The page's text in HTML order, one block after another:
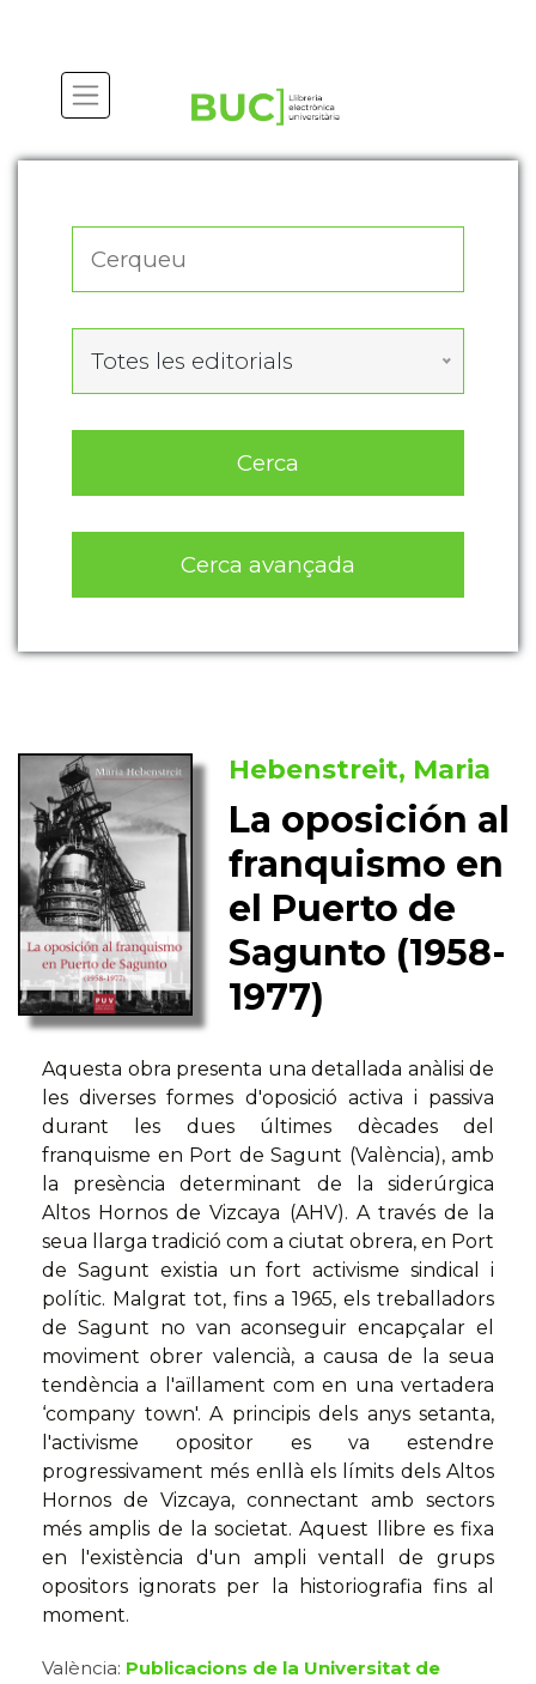
Totes les editorials
Cerca
Cerca avançada
Hebenstreit, Maria
La oposición al
franquismo en
el Puerto de
Sagunto (1958-
1977)
Aquesta obra presenta una detallada anàlisi de
les diverses formes d'oposició activa i passiva
durant les dues últimes dècades del
franquisme en Port de Sagunt (València), amb
la presència determinant de la siderúrgica
Altos Hornos de Vizcaya (AHV). A través de la
seua llarga tradició com a ciutat obrera, en Port
de Sagunt existia un fort activisme sindical i
polític. Malgrat tot, fins a 1965, els treballadors
de Sagunt no van aconseguir encapçalar el
moviment obrer valencià, a causa de la seua
tendència a l'aïllament com en una vertadera
‘company town'. A principis dels anys setanta,
l'activisme opositor es va estendre
progressivament més enllà els límits dels Altos
Hornos de Vizcaya, connectant amb sectors
més amplis de la societat. Aquest llibre es fixa
en l'existència d'un ampli ventall de grups
opositors ignorats per la historiografia fins al
moment.
València: Publicacions de la Universitat de